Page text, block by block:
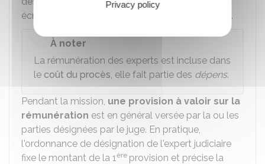
écrites éventuellement formulées par les parties.
À noter
La rémunération des experts est incluse dans
le coût du procès, elle fait partie des dépens.
Pendant la mission, une provision à valoir sur la
rémunération est en général versée par la ou les
parties désignées par le juge. En pratique,
l'ordonnance de désignation de l'expert judiciaire
fixe le montant de la 1ère provision et précise la
Privacy policy